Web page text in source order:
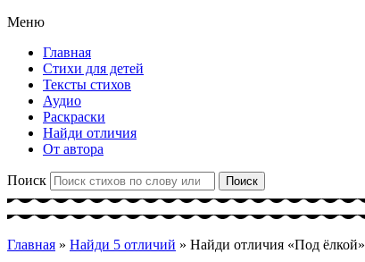
Меню
Главная
Стихи для детей
Тексты стихов
Аудио
Раскраски
Найди отличия
От автора
Поиск Поиск
Главная » Найди 5 отличий » Найди отличия «Под ёлкой»